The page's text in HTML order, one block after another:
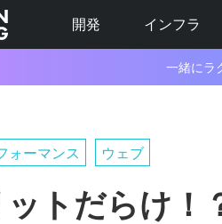
開発 インフラ
一緒にラ
ォーマンス ウェブ
ットだらけ